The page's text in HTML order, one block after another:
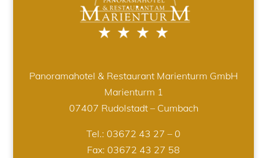
Panoramahotel & Restaurant Marienturm GmbH
Marienturm 1
07407 Rudolstadt – Cumbach
Tel.: 03672 43 27 – 0
Fax: 03672 43 27 58